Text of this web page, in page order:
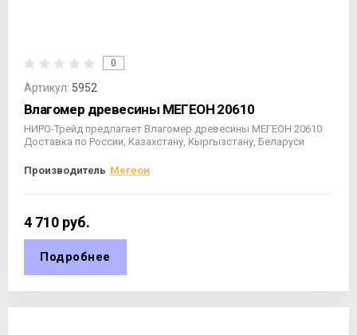
0
Артикул: 5952
Влагомер древесины МЕГЕОН 20610
НИРО-Трейд предлагает Влагомер древесины МЕГЕОН 20610
Доставка по России, Казахстану, Кыргызстану, Беларуси
Производитель Мегеон
4 710 руб.
Подробнее